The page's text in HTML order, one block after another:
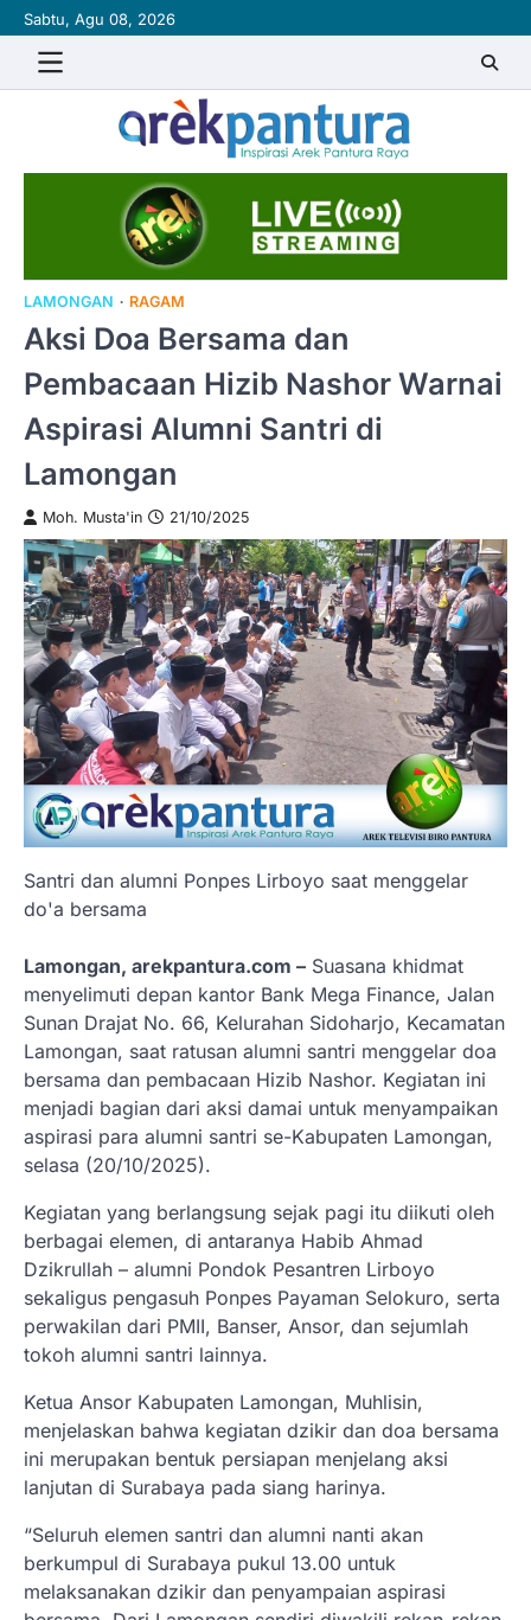
Skip
to
content
Sabtu, Agu 08, 2026
LAMONGAN RAGAM
Aksi Doa Bersama dan
Pembacaan Hizib Nashor Warnai
Aspirasi Alumni Santri di
Lamongan
Moh. Musta'in 21/10/2025
Santri dan alumni Ponpes Lirboyo saat menggelar
do'a bersama
Lamongan, arekpantura.com – Suasana khidmat
menyelimuti depan kantor Bank Mega Finance, Jalan
Sunan Drajat No. 66, Kelurahan Sidoharjo, Kecamatan
Lamongan, saat ratusan alumni santri menggelar doa
bersama dan pembacaan Hizib Nashor. Kegiatan ini
menjadi bagian dari aksi damai untuk menyampaikan
aspirasi para alumni santri se-Kabupaten Lamongan,
selasa (20/10/2025).
Kegiatan yang berlangsung sejak pagi itu diikuti oleh
berbagai elemen, di antaranya Habib Ahmad
Dzikrullah – alumni Pondok Pesantren Lirboyo
sekaligus pengasuh Ponpes Payaman Selokuro, serta
perwakilan dari PMII, Banser, Ansor, dan sejumlah
tokoh alumni santri lainnya.
Ketua Ansor Kabupaten Lamongan, Muhlisin,
menjelaskan bahwa kegiatan dzikir dan doa bersama
ini merupakan bentuk persiapan menjelang aksi
lanjutan di Surabaya pada siang harinya.
“Seluruh elemen santri dan alumni nanti akan
berkumpul di Surabaya pukul 13.00 untuk
melaksanakan dzikir dan penyampaian aspirasi